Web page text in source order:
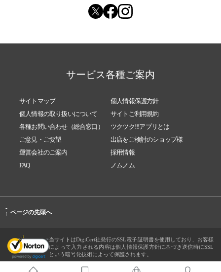
サービス各種ご案内
サイトマップ
個人情報保護方針
個人情報の取り扱いについて
サイトご利用規約
各種お問い合わせ（総合窓口）
ツクツク!!!アプリとは
ご意見・ご要望
出店をご検討のショップ様
運営会社のご案内
採用情報
FAQ
ノムノム
-
↑ ページの先頭へ
当サイトはDigiCert社発行のSSL電子証明書を使用しており、お客様
によって入力される内容は個人情報保護方針に基づき送信時にSSL
という暗号化技術によって保護されます。